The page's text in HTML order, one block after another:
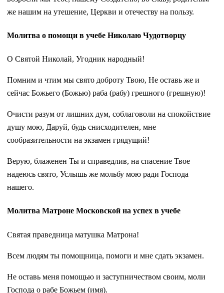
же нашим на утешение, Церкви и отечеству на пользу.
Молитва о помощи в учебе Николаю Чудотворцу
О Святой Николай, Угодник народный!
Помним и чтим мы свято доброту Твою, Не оставь же и
сейчас Божьего (Божью) раба (рабу) грешного (грешную)!
Очисти разум от лишних дум, соблаговоли на спокойствие
душу мою, Даруй, будь снисходителен, мне
сообразительности на экзамен грядущий!
Верую, блаженен Ты и справедлив, на спасение Твое
надеюсь свято, Услышь же мольбу мою ради Господа
нашего.
Молитва Матроне Московской на успех в учебе
Святая праведница матушка Матрона!
Всем людям ты помощница, помоги и мне сдать экзамен.
Не оставь меня помощью и заступничеством своим, моли
Господа о рабе Божьем (имя).